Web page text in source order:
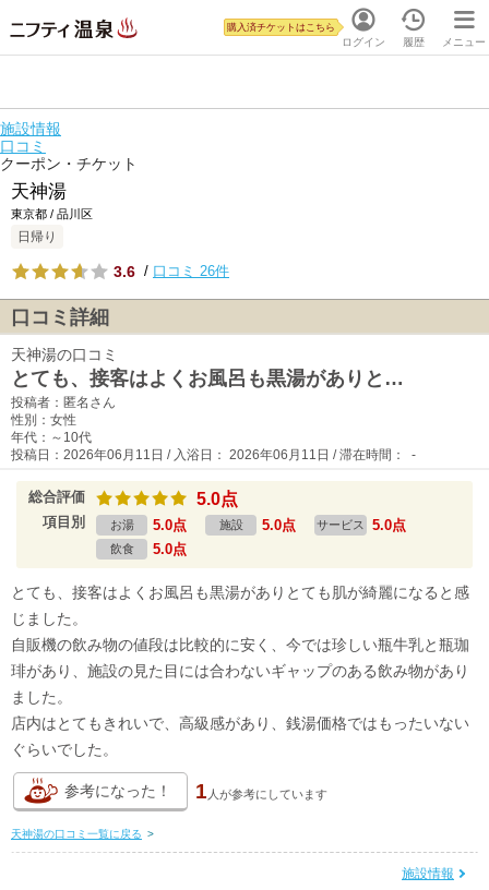
ログイン
購入済チケットはこちら
履歴 メニュー
施設情報
口コミ
クーポン・チケット
天神湯
東京都 / 品川区
日帰り
3.6 / 口コミ 26件
口コミ詳細
天神湯の口コミ
とても、接客はよくお風呂も黒湯がありと…
投稿者：匿名さん
性別：女性
年代：～10代
投稿日：2026年06月11日 / 入浴日： 2026年06月11日 / 滞在時間： -
総合評価 5.0点
項目別 お湯 5.0点 施設 5.0点 サービス 5.0点
飲食 5.0点
とても、接客はよくお風呂も黒湯がありとても肌が綺麗になると感
じました。
自販機の飲み物の値段は比較的に安く、今では珍しい瓶牛乳と瓶珈
琲があり、施設の見た目には合わないギャップのある飲み物があり
ました。
店内はとてもきれいで、高級感があり、銭湯価格ではもったいない
ぐらいでした。
参考になった！ 1 人が参考にしています
天神湯の口コミ一覧に戻る >
施設情報